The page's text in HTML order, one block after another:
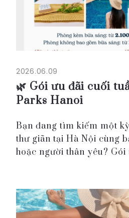
2026.06.09
🌿 Gói ưu đãi cuối
Parks Hanoi
Bạn đang tìm kiếm một
thư giãn tại Hà Nội cùng
hoặc người thân yêu?
Nhật, đồ uống v...